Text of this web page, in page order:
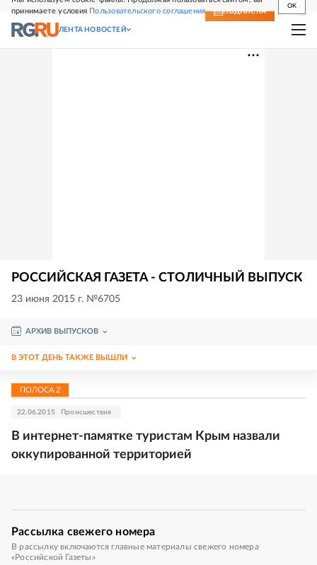
принимаете условия Пользовательского соглашения
OK
СВЕЖИЙ НОМЕР ПОДПИСКА
ЛЕНТА НОВОСТЕЙ
РОССИЙСКАЯ ГАЗЕТА - СТОЛИЧНЫЙ ВЫПУСК
23 июня 2015 г. №6705
АРХИВ ВЫПУСКОВ
В ЭТОТ ДЕНЬ ТАКЖЕ ВЫШЛИ
ПОЛОСА 2
22.06.2015 Происшествия
В интернет-памятке туристам Крым назвали
оккупированной территорией
Рассылка свежего номера
В рассылку включаются главные материалы свежего номера
«Российской Газеты»